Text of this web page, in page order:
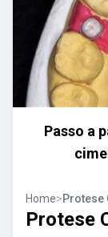
Passo a
Home>Protese
Protese